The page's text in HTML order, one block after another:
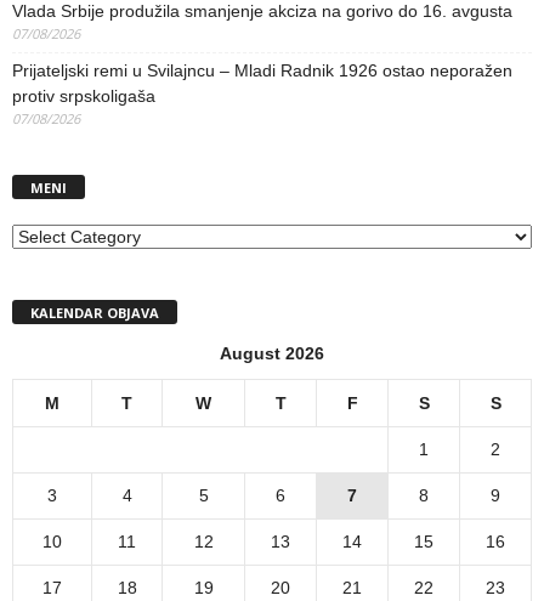
Vlada Srbije produžila smanjenje akciza na gorivo do 16. avgusta
07/08/2026
Prijateljski remi u Svilajncu – Mladi Radnik 1926 ostao neporažen
protiv srpskoligaša
07/08/2026
MENI
MENI
KALENDAR OBJAVA
August 2026
M T W T F S S
1 2
3 4 5 6 7 8 9
10 11 12 13 14 15 16
17 18 19 20 21 22 23